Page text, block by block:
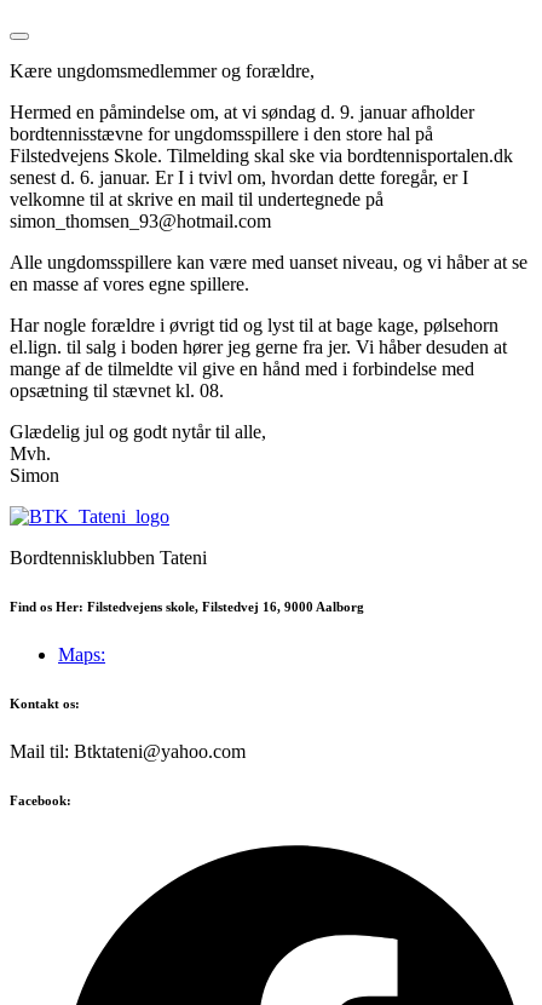
Kære ungdomsmedlemmer og forældre,
Hermed en påmindelse om, at vi søndag d. 9. januar afholder
bordtennisstævne for ungdomsspillere i den store hal på
Filstedvejens Skole. Tilmelding skal ske via bordtennisportalen.dk
senest d. 6. januar. Er I i tvivl om, hvordan dette foregår, er I
velkomne til at skrive en mail til undertegnede på
simon_thomsen_93@hotmail.com
Alle ungdomsspillere kan være med uanset niveau, og vi håber at se
en masse af vores egne spillere.
Har nogle forældre i øvrigt tid og lyst til at bage kage, pølsehorn
el.lign. til salg i boden hører jeg gerne fra jer. Vi håber desuden at
mange af de tilmeldte vil give en hånd med i forbindelse med
opsætning til stævnet kl. 08.
Glædelig jul og godt nytår til alle,
Mvh.
Simon
Bordtennisklubben Tateni
Find os Her: Filstedvejens skole, Filstedvej 16, 9000 Aalborg
Maps:
Kontakt os:
Mail til: Btktateni@yahoo.com
Facebook: